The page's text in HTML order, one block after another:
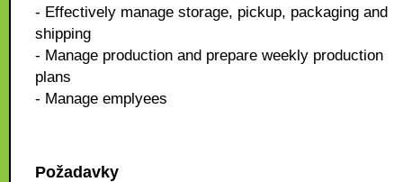
- Effectively manage storage, pickup, packaging and
shipping
- Manage production and prepare weekly production
plans
- Manage emplyees
Požadavky